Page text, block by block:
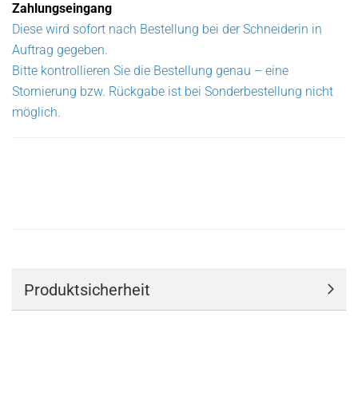
Zahlungseingang
Diese wird sofort nach Bestellung bei der Schneiderin in
Auftrag gegeben.
Bitte kontrollieren Sie die Bestellung genau – eine
Stornierung bzw. Rückgabe ist bei Sonderbestellung nicht
möglich.
Produktsicherheit